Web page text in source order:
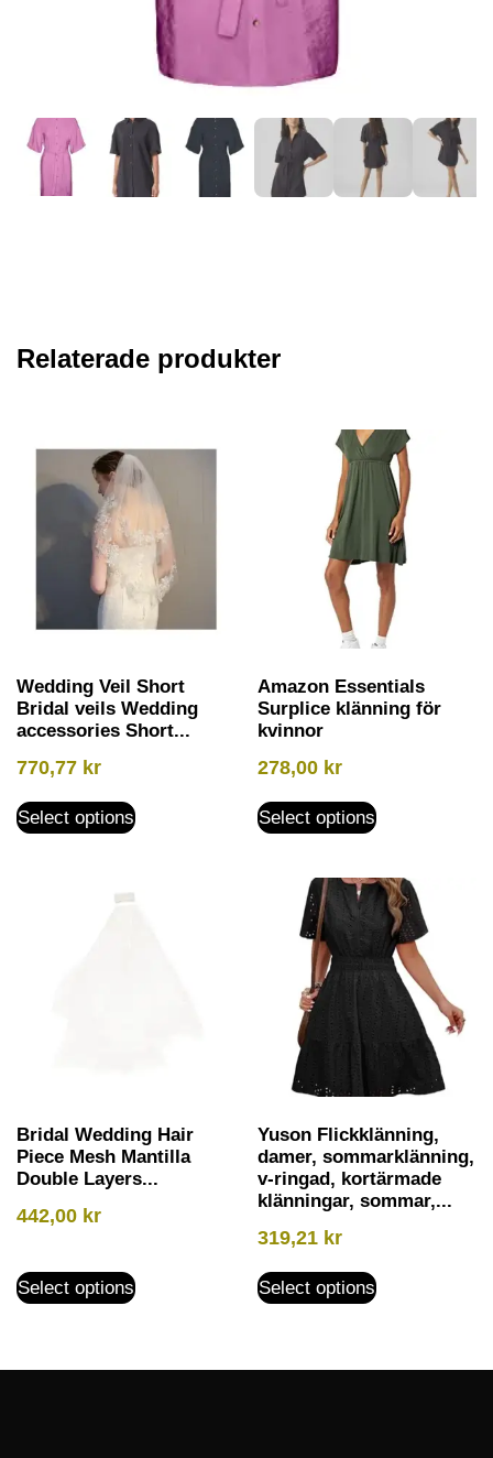
Relaterade produkter
Wedding Veil Short
Bridal veils Wedding
accessories Short...
770,77 kr
Select options
Amazon Essentials
Surplice klänning för
kvinnor
278,00 kr
Select options
Bridal Wedding Hair
Piece Mesh Mantilla
Double Layers...
442,00 kr
Select options
Yuson Flickklänning,
damer, sommarklänning,
v-ringad, kortärmade
klänningar, sommar,...
319,21 kr
Select options